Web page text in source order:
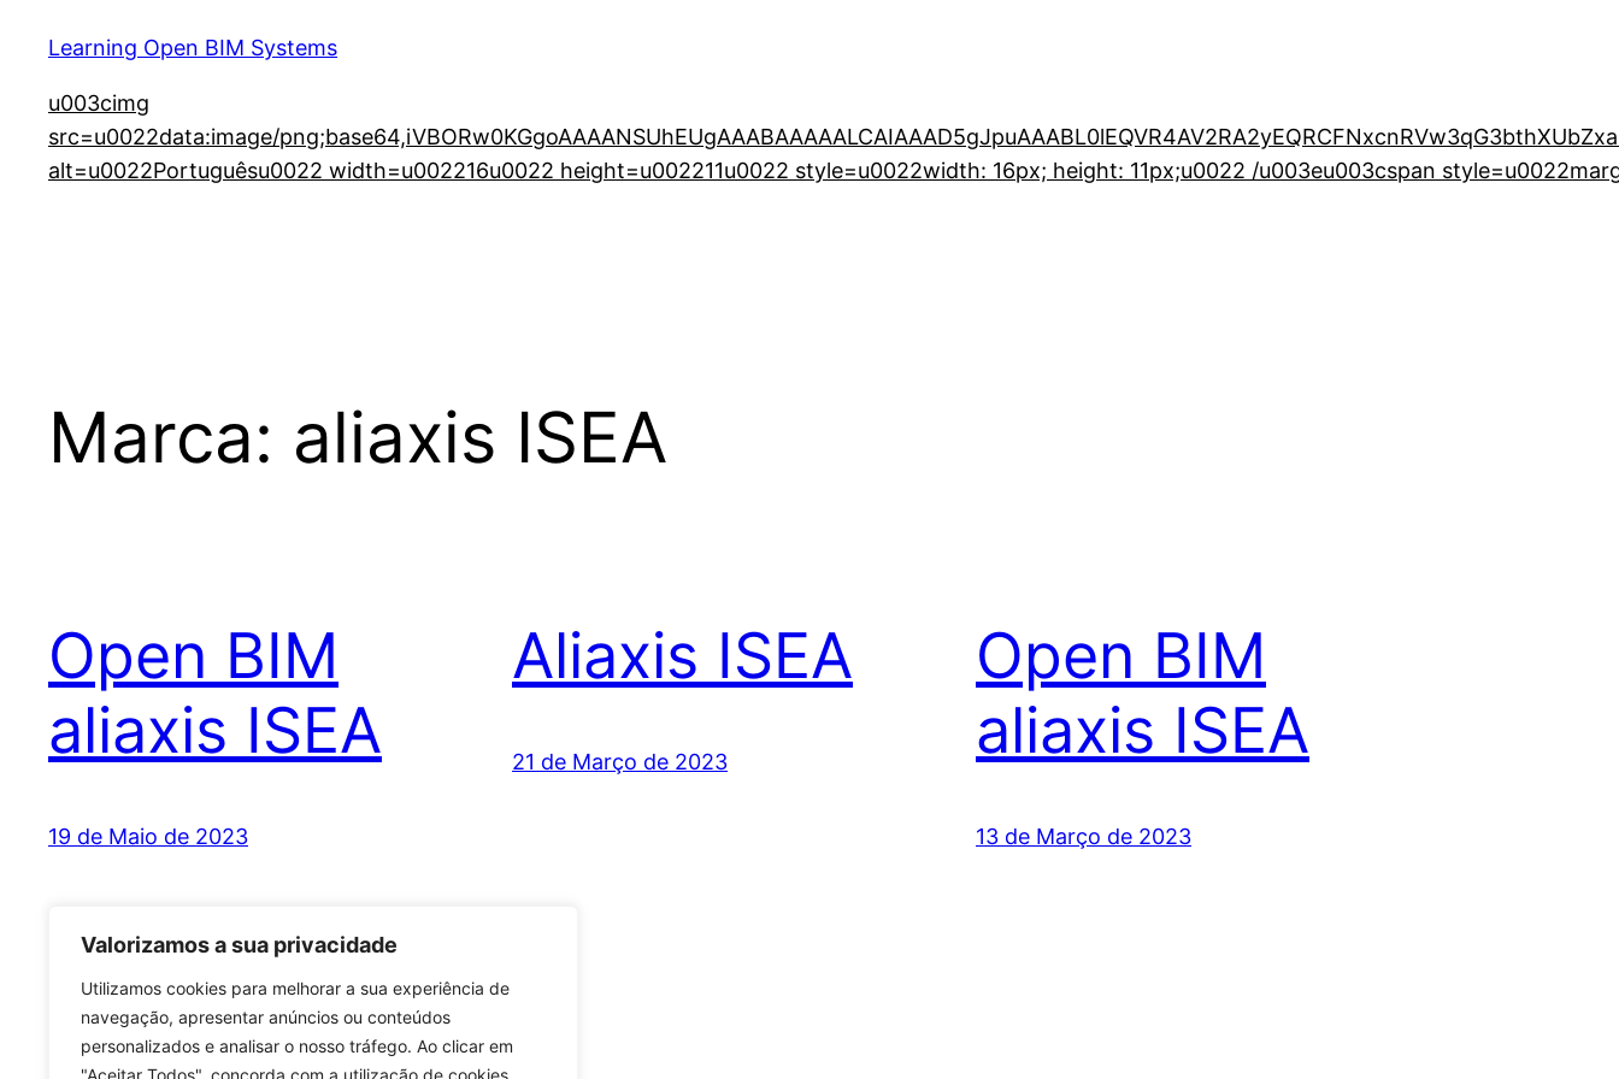
Valorizamos a sua privacidade
Utilizamos cookies para melhorar a sua experiência de
navegação, apresentar anúncios ou conteúdos
personalizados e analisar o nosso tráfego. Ao clicar em
"Aceitar Todos", concorda com a utilização de cookies.
Learning Open BIM Systems
u003cimg
src=u0022data:image/
alt=u0022Portuguêsu0022 width=u002216u0022 height=u002211u0022 style=u0022width: 16px; height: 11px;u0022 /u003eu003cspan
Marca: aliaxis ISEA
Open BIM
aliaxis ISEA
19 de Maio de 2023
Aliaxis ISEA
21 de Março de 2023
Open BIM
aliaxis ISEA
13 de Março de 2023